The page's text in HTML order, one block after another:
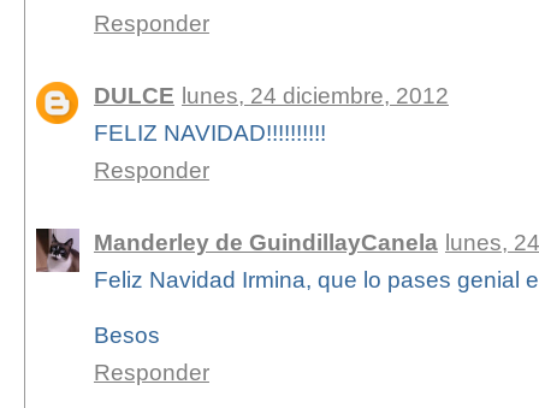
Responder
DULCE lunes, 24 diciembre, 2012
FELIZ NAVIDAD!!!!!!!!!!
Responder
Manderley de GuindillayCanela lunes,
Feliz Navidad Irmina, que lo pases genial
Besos
Responder